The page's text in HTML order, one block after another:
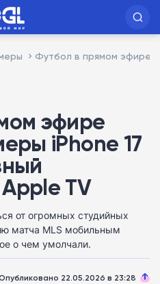
Футбол в прямом эфире
эфире
iPhone 17
TV
от огромных студийных
матча MLS мобильным
о чем умолчали.
22.05.2026 в 23:28